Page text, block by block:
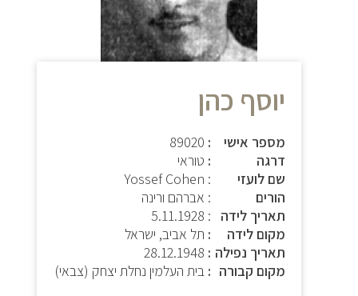
יוסף כהן
מספר אישי
89020
דרגה
טוראי
שם לועזי
: Yossef Cohen
הורים
: אברהם ורינה
תאריך לידה
:
5.11.1928
מקום לידה
תל אביב, ישראל
תאריך נפילה
28.12.1948
מקום קבורה
בית העלמין נחלת יצחק (צבאי)